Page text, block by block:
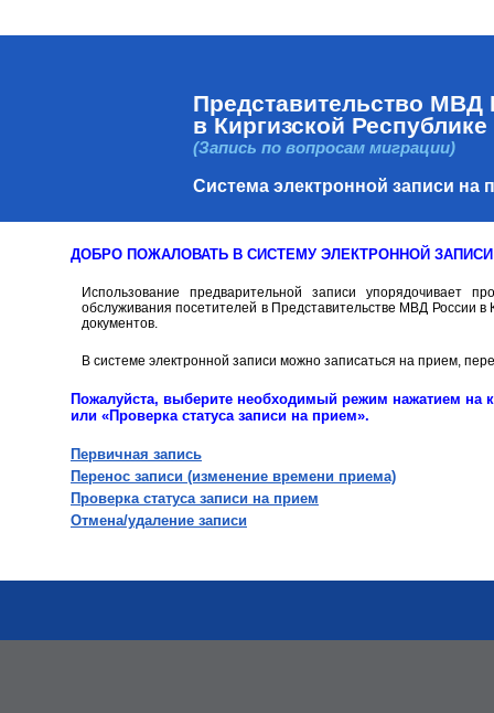
Представительство МВД
в Киргизской Республике
(Запись по вопросам миграции)
Система электронной записи на
ДОБРО ПОЖАЛОВАТЬ В СИСТЕМУ ЭЛЕКТРОННОЙ
Использование предварительной записи упорядочивает
обслуживания посетителей в Представительстве МВД России в
документов.
В системе электронной записи можно записаться на прием,
Пожалуйста, выберите необходимый режим нажатием на
или «Проверка статуса записи на прием».
Первичная запись
Перенос записи (изменение времени приема)
Проверка статуса записи на прием
Отмена/удаление записи